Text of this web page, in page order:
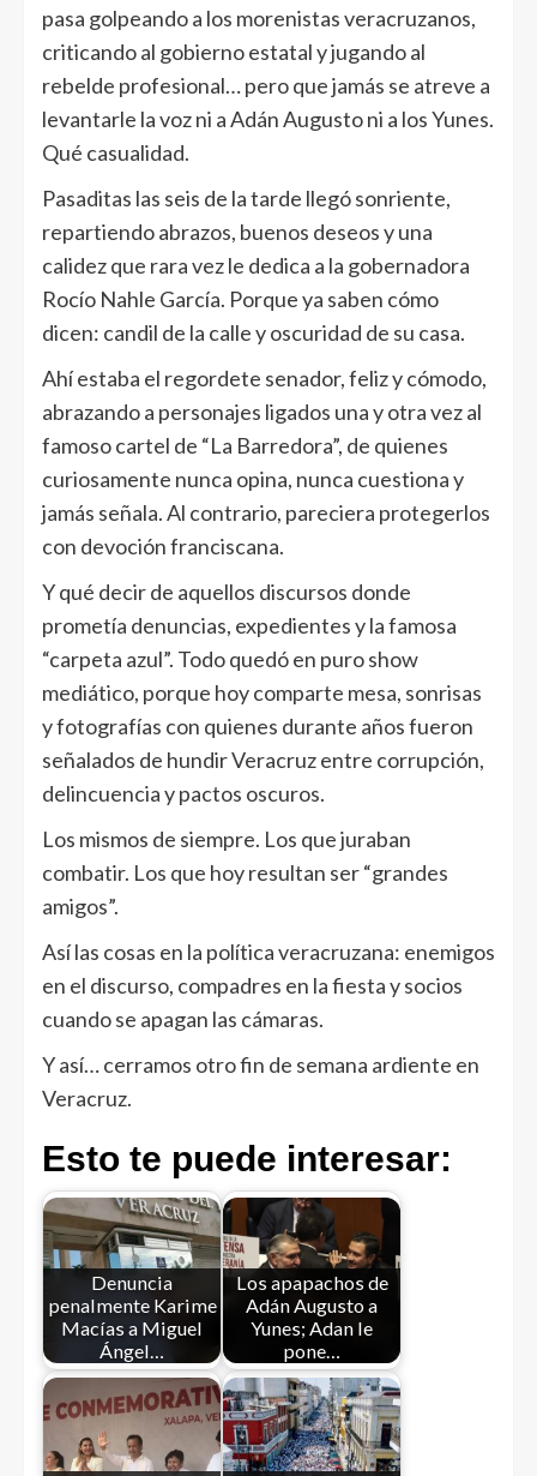
pasa golpeando a los morenistas veracruzanos,
criticando al gobierno estatal y jugando al
rebelde profesional… pero que jamás se atreve a
levantarle la voz ni a Adán Augusto ni a los Yunes.
Qué casualidad.
Pasaditas las seis de la tarde llegó sonriente,
repartiendo abrazos, buenos deseos y una
calidez que rara vez le dedica a la gobernadora
Rocío Nahle García. Porque ya saben cómo
dicen: candil de la calle y oscuridad de su casa.
Ahí estaba el regordete senador, feliz y cómodo,
abrazando a personajes ligados una y otra vez al
famoso cartel de “La Barredora”, de quienes
curiosamente nunca opina, nunca cuestiona y
jamás señala. Al contrario, pareciera protegerlos
con devoción franciscana.
Y qué decir de aquellos discursos donde
prometía denuncias, expedientes y la famosa
“carpeta azul”. Todo quedó en puro show
mediático, porque hoy comparte mesa, sonrisas
y fotografías con quienes durante años fueron
señalados de hundir Veracruz entre corrupción,
delincuencia y pactos oscuros.
Los mismos de siempre. Los que juraban
combatir. Los que hoy resultan ser “grandes
amigos”.
Así las cosas en la política veracruzana: enemigos
en el discurso, compadres en la fiesta y socios
cuando se apagan las cámaras.
Y así… cerramos otro fin de semana ardiente en
Veracruz.
Esto te puede interesar:
Denuncia
penalmente Karime
Macías a Miguel
Ángel…
Los apapachos de
Adán Augusto a
Yunes; Adan le
pone…